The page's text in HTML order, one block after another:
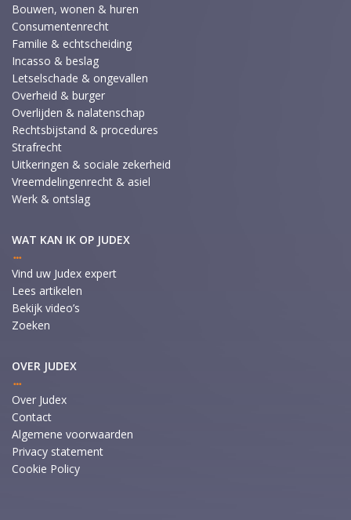
Bouwen, wonen & huren
Consumentenrecht
Familie & echtscheiding
Incasso & beslag
Letselschade & ongevallen
Overheid & burger
Overlijden & nalatenschap
Rechtsbijstand & procedures
Strafrecht
Uitkeringen & sociale zekerheid
Vreemdelingenrecht & asiel
Werk & ontslag
WAT KAN IK OP JUDEX
Vind uw Judex expert
Lees artikelen
Bekijk video’s
Zoeken
OVER JUDEX
Over Judex
Contact
Algemene voorwaarden
Privacy statement
Cookie Policy